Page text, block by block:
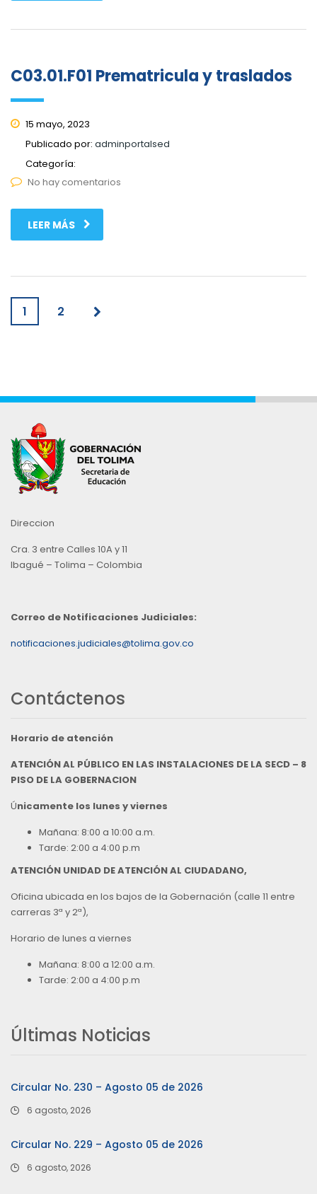
C03.01.F01 Prematricula y traslados
15 mayo, 2023
Publicado por: adminportalsed
Categoría:
No hay comentarios
LEER MÁS
1 2
Direccion
Cra. 3 entre Calles 10A y 11
Ibagué – Tolima – Colombia
Correo de Notificaciones Judiciales:
notificaciones.judiciales@tolima.gov.co
Contáctenos
Horario de atención
ATENCIÓN AL PÚBLICO EN LAS INSTALACIONES DE LA SECD – 8
PISO DE LA GOBERNACION
Únicamente los lunes y viernes
Mañana: 8:00 a 10:00 a.m.
Tarde: 2:00 a 4:00 p.m
ATENCIÓN UNIDAD DE ATENCIÓN AL CIUDADANO,
Oficina ubicada en los bajos de la Gobernación (calle 11 entre
carreras 3ª y 2ª),
Horario de lunes a viernes
Mañana: 8:00 a 12:00 a.m.
Tarde: 2:00 a 4:00 p.m
Últimas Noticias
Circular No. 230 – Agosto 05 de 2026
6 agosto, 2026
Circular No. 229 – Agosto 05 de 2026
6 agosto, 2026